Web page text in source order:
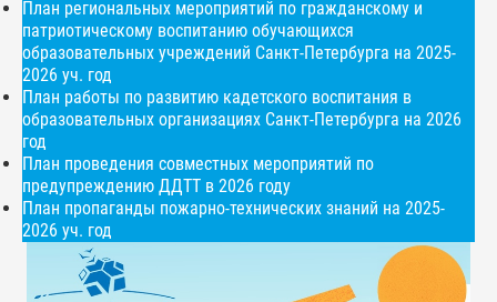
План региональных мероприятий по гражданскому и
патриотическому воспитанию обучающихся
образовательных учреждений Санкт-Петербурга на 2025-
2026 уч. год
План работы по развитию кадетского воспитания в
образовательных организациях Санкт-Петербурга на 2026
год
План проведения совместных мероприятий по
предупреждению ДДТТ в 2026 году
План пропаганды пожарно-технических знаний на 2025-
2026 уч. год